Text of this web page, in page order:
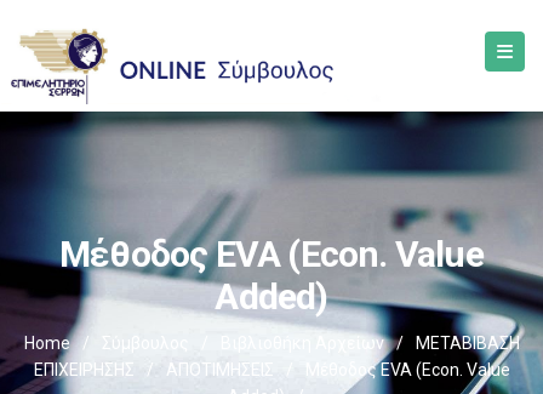
Μέθοδος EVA (econ. Value
Added)
Home / Σύμβουλος Βιβλιοθήκη Αρχείων /
ΜΕΤΑΒΙΒΑΣΗ
ΕΠΙΧΕIΡΗΣΗΣ
/ ΑΠΟΤΙΜΗΣΕΙΣ
Μέθοδος EVA (econ. Value